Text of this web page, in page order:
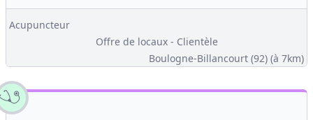
Acupuncteur
Offre de locaux - Clientèle
Boulogne-Billancourt (92) (à 7km)